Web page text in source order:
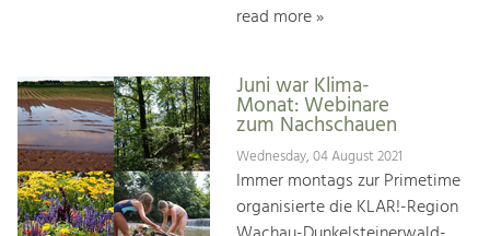
read more »
Juni war Klima-
Monat: Webinare
zum Nachschauen
Wednesday, 04 August 2021
Immer montags zur Primetime
organisierte die KLAR!-Region